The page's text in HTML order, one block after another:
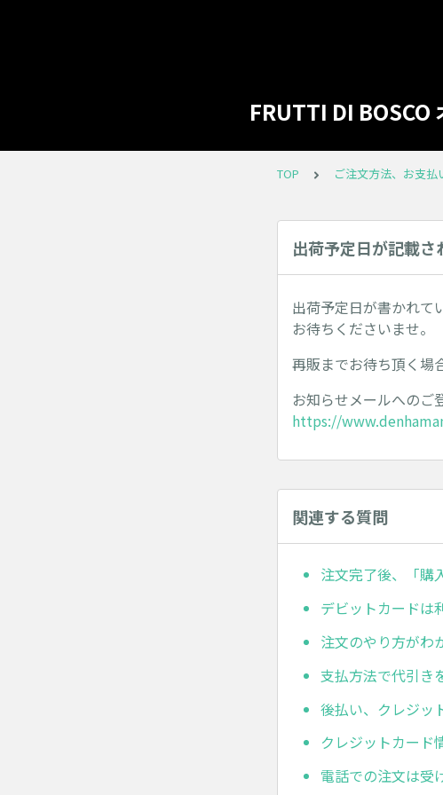
FRUTTI DI BOSCO
TOP ご注文方法、お支払
出荷予定日が記載さ
出荷予定日が書かれて
お待ちくださいませ。
再販までお待ち頂く場
お知らせメールへのご
https://
関連する質問
注文完了後、「購
デビットカードは
注文のやり方がわ
支払方法で代引き
後払い、クレジッ
クレジットカード
電話での注文は受